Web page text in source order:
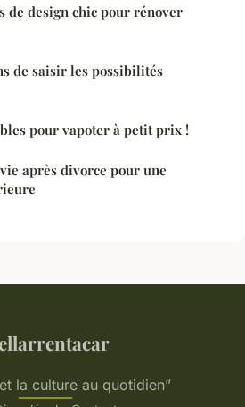
de design chic pour rénover
de saisir les possibilités
pour vapoter à petit prix !
après divorce pour une
la culture au quotidien”